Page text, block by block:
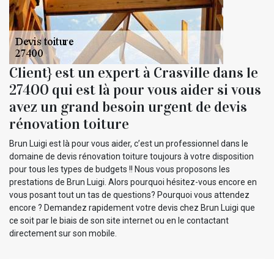
Client} est un expert à Crasville dans le
27400 qui est là pour vous aider si vous
avez un grand besoin urgent de devis
rénovation toiture
Brun Luigi est là pour vous aider, c’est un professionnel dans le
domaine de devis rénovation toiture toujours à votre disposition
pour tous les types de budgets !! Nous vous proposons les
prestations de Brun Luigi. Alors pourquoi hésitez-vous encore en
vous posant tout un tas de questions? Pourquoi vous attendez
encore ? Demandez rapidement votre devis chez Brun Luigi que
ce soit par le biais de son site internet ou en le contactant
directement sur son mobile.